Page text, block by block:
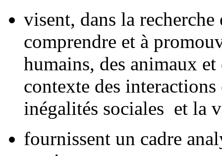
visent, dans la
comprendre et à
humains, des animaux et
contexte des
inégalités sociales et la
fournissent un cadre